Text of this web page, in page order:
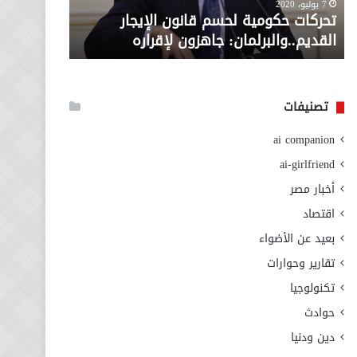
لإقراره
7 يوليو، 2020
تحركات حكومية لحسم قانون الإيجار
القديم..والبرلمان: جاهزون لإقراره
من
وزارة
الاجتماعي
تصنيفات
ai companion
ai-girlfriend
أخبار مصر
اقتصاد
بعيد عن الأضواء
تقارير وحوارات
تكنولوجيا
حوادث
دين ودنيا